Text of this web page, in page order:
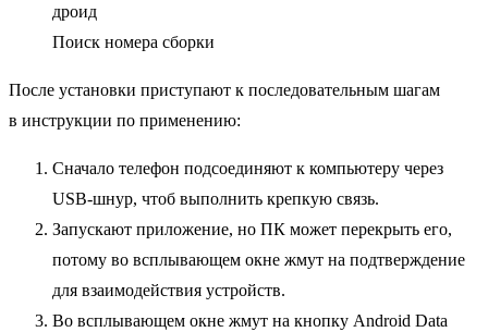
Поиск номера сборки
После установки приступают к последовательным шагам
в инструкции по применению:
Сначало телефон подсоединяют к компьютеру через
USB-шнур, чтоб выполнить крепкую связь.
Запускают приложение, но ПК может перекрыть его,
потому во всплывающем окне жмут на подтверждение
для взаимодействия устройств.
Во всплывающем окне жмут на кнопку Android Data